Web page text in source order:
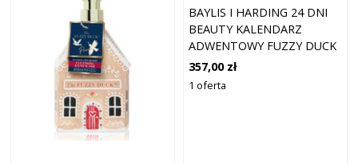
BAYLIS I HARDING 24 DNI
BEAUTY KALENDARZ
ADWENTOWY FUZZY DUCK
357,00 zł
1 oferta